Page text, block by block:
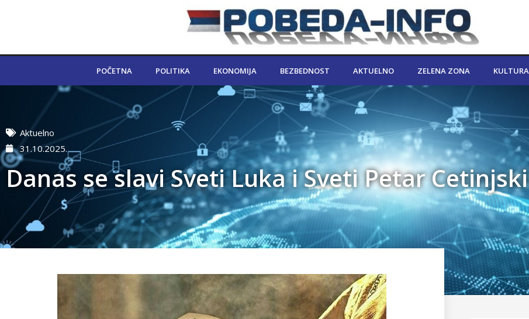
POČETNA POLITIKA EKONOMIJA BEZBEDNOST AKTUELNO ZELENA ZONA KULTURA
Aktuelno
31.10.2025.
Danas se slavi Sveti Luka i Sveti Petar Cetinjski